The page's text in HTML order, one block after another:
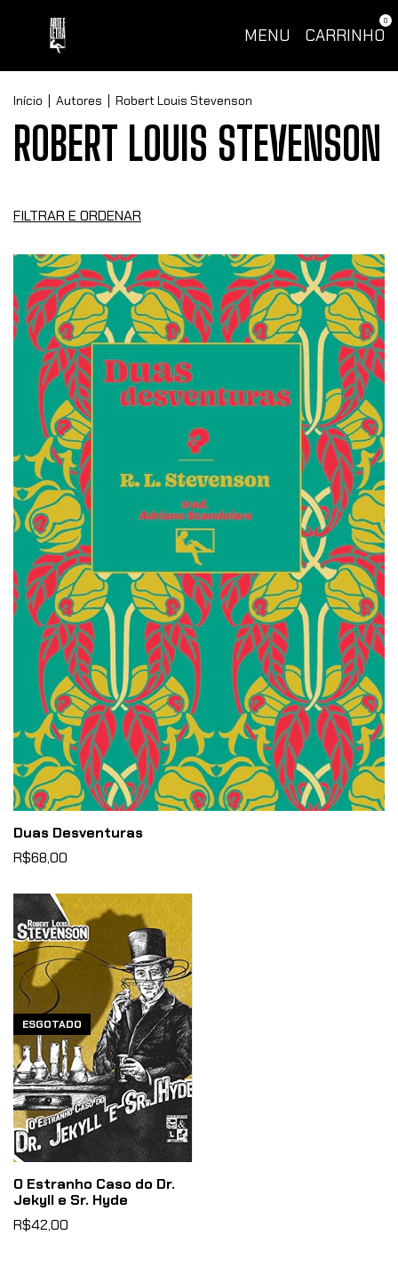
MENU CARRINHO
0
Início Autores Robert Louis Stevenson
ROBERT LOUIS STEVENSON
FILTRAR E ORDENAR
Duas Desventuras
R$68,00
ESGOTADO
O Estranho Caso do Dr.
Jekyll e Sr. Hyde
R$42,00